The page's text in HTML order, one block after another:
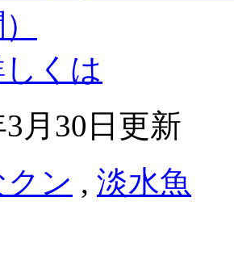
しくは
3月30日更新
クン , 淡水魚